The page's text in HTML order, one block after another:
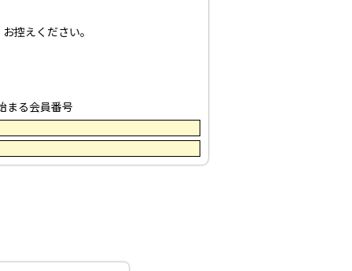
控えください。
まる会員番号